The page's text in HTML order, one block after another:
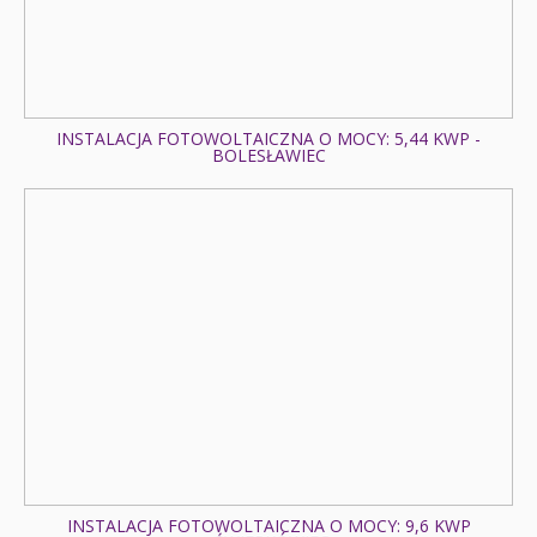
Fotowoltaika Korzeniew - Instalacja fotowoltaiczna o
Fotowoltaika z magazynem energii - Kowalew - Instalacja
Pompa ciepła Blizanówek - Innova 10 kW
INSTALACJA FOTOWOLTAICZNA O MOCY: 5,44 KWP -
BOLESŁAWIEC
INSTALACJA FOTOWOLTAICZNA O MOCY: 9,6 KWP